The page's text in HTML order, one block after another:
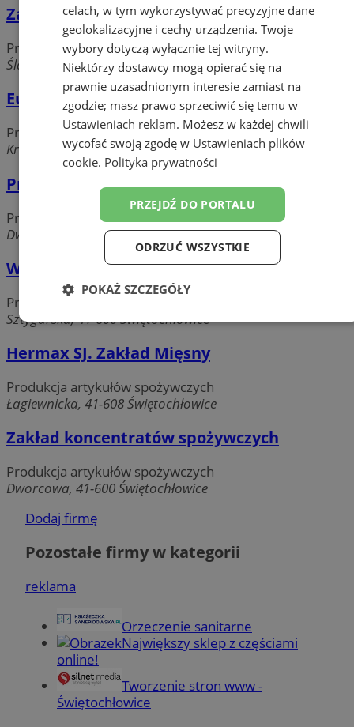
Zakład Wędliniarski Roman Kurzeja
Produkcja artykułów spożywczych
Śląska, 41-603 Świętochłowice
Eurosnack. Sp. z o. o.
Produkcja artykułów spożywczych
Krauzego, 41-603 Świętochłowice
Przyprawy Savarro
Produkcja artykułów spożywczych
Dworcowa, 41-600 Świętochłowice
W-M. Sp. z o.o.
Produkcja artykułów spożywczych
Sztygarska, 41-600 Świętochłowice
Hermax SJ. Zakład Mięsny
Produkcja artykułów spożywczych
Łagiewnicka, 41-608 Świętochłowice
Zakład koncentratów spożywczych
Produkcja artykułów spożywczych
Dworcowa, 41-600 Świętochłowice
Dodaj firmę
Pozostałe firmy w kategorii
reklama
Orzeczenie sanitarne
Największy sklep z częściami
online!
Tworzenie stron www -
Świętochłowice
celach, w tym wykorzystywać precyzyjne dane
geolokalizacyjne i cechy urządzenia. Twoje
wybory dotyczą wyłącznie tej witryny.
Niektórzy dostawcy mogą opierać się na
prawnie uzasadnionym interesie zamiast na
zgodzie; masz prawo sprzeciwić się temu w
Ustawieniach reklam. Możesz w każdej chwili
wycofać swoją zgodę w Ustawieniach plików
cookie. Polityka prywatności
PRZEJDŹ DO PORTALU
ODRZUĆ WSZYSTKIE
POKAŻ SZCZEGÓŁY
Niezbędne Wydajność Targetowanie
Funkcjonalność Niesklasyfikowane
Niezbędne Wydajność
Niezbędne pliki cookie umożliwiają korzystanie z
podstawowych funkcji strony internetowej, takich jak
niezbędnych plików cookie nie można prawidłowo
Nazwa
Provider/
Domena
QeSessID
MvSessID